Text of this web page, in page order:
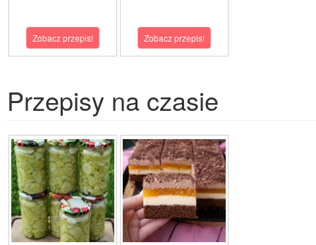
Zobacz przepis! Zobacz przepis!
Przepisy na czasie